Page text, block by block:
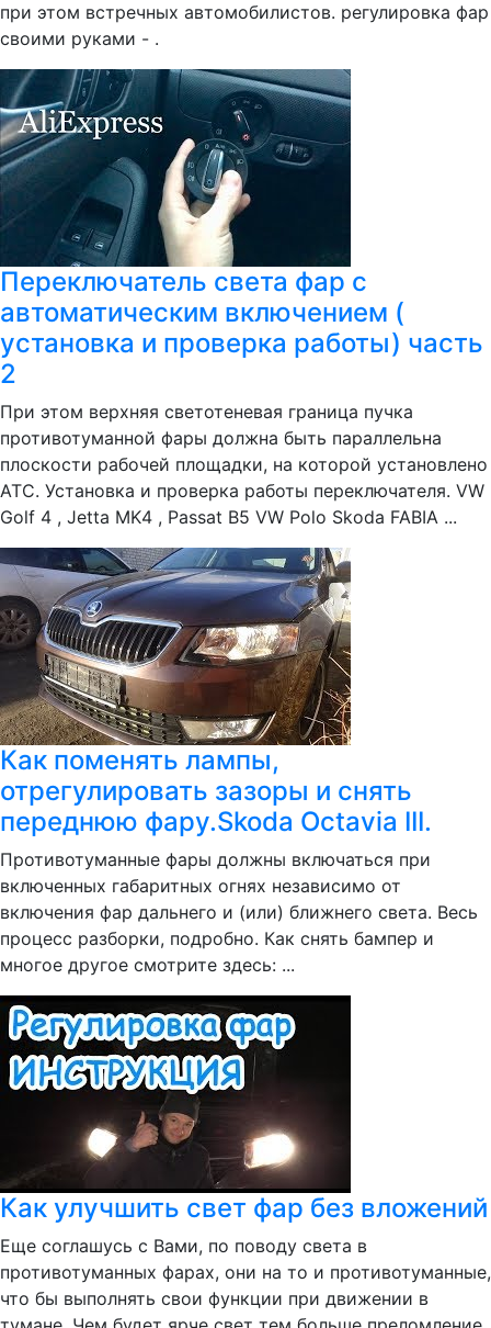
при этом встречных автомобилистов. регулировка фар
своими руками - .
Переключатель света фар с
автоматическим включением (
установка и проверка работы) часть
2
При этом верхняя светотеневая граница пучка
противотуманной фары должна быть параллельна
плоскости рабочей площадки, на которой установлено
АТС. Установка и проверка работы переключателя. VW
Golf 4 , Jetta MK4 , Passat B5 VW Polo Skoda FABIA ...
Как поменять лампы,
отрегулировать зазоры и снять
переднюю фару.Skoda Octavia III.
Противотуманные фары должны включаться при
включенных габаритных огнях независимо от
включения фар дальнего и (или) ближнего света. Весь
процесс разборки, подробно. Как снять бампер и
многое другое смотрите здесь: ...
Как улучшить свет фар без вложений
Еще соглашусь с Вами, по поводу света в
противотуманных фарах, они на то и противотуманные,
что бы выполнять свои функции при движении в